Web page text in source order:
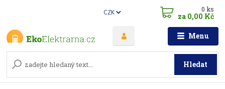
Menu
CZK
Hledat
0ks
za 0,00 Kč